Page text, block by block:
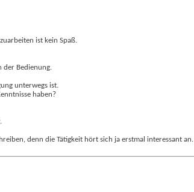
ist kein Spaß.
der Bedienung.
unterwegs ist.
haben?
denn die Tätigkeit hört sich ja erstmal interessant an.